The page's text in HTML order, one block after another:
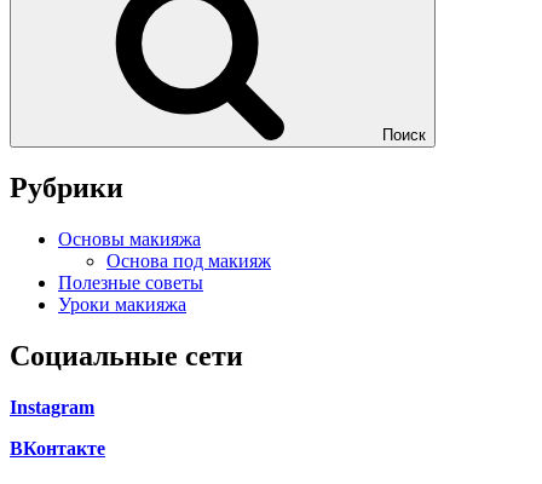
Поиск
Рубрики
Основы макияжа
Основа под макияж
Полезные советы
Уроки макияжа
Социальные сети
Instagram
ВКонтакте